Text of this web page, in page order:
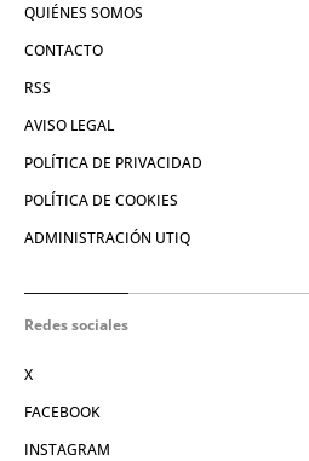
QUIÉNES SOMOS
CONTACTO
RSS
AVISO LEGAL
POLÍTICA DE PRIVACIDAD
POLÍTICA DE COOKIES
ADMINISTRACIÓN UTIQ
Redes sociales
X
FACEBOOK
INSTAGRAM